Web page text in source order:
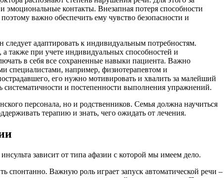
контакты. Внезапная потеря способности
важно обеспечить ему чувство безопасности и
адаптировать к индивидуальным потребностям.
также при учете индивидуальных способностей и
в себя все сохраненные навыки пациента. Важно
специалистами, например, физиотерапевтом и
его нужно мотивировать и хвалить за малейший
и постепенности выполнения упражнений.
персонала, но и родственников. Семья должна научиться
терапию и знать, чего ожидать от лечения.
зависит от типа афазии с которой мы имеем дело.
спонтанно. Важную роль играет запуск автоматической речи –